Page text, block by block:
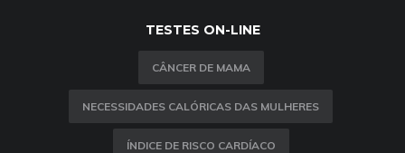
TESTES ON-LINE
CÂNCER DE MAMA
NECESSIDADES CALÓRICAS DAS MULHERES
ÍNDICE DE RISCO CARDÍACO